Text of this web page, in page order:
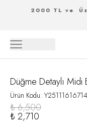
2000 TL ve
Düğme Detaylı Midi
Ürün Kodu:
₺ 6,500
₺ 2,710